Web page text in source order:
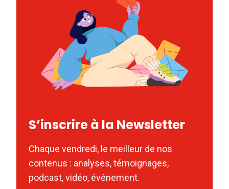
S’inscrire à la Newsletter
Chaque vendredi, le meilleur de nos
contenus : analyses, témoignages,
podcast, vidéo, événement.